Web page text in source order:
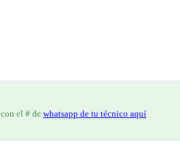
el # de whatsapp de tu técnico aquí